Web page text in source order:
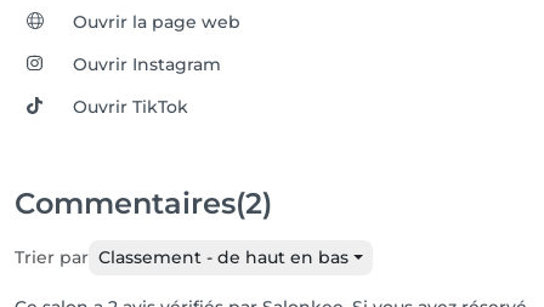
Ouvrir la page web
Ouvrir Instagram
Ouvrir TikTok
Commentaires(2)
Trier par Classement - de haut en bas